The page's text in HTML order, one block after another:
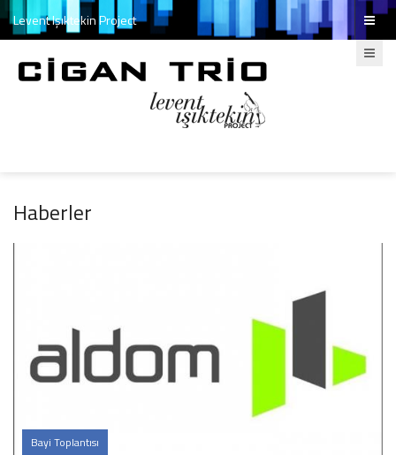
Levent Işıktekin Project
Haberler
Bayi Toplantısı